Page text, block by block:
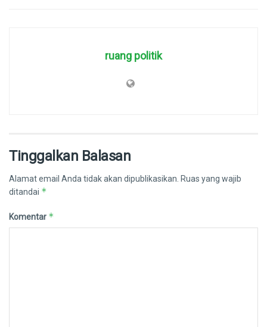
ruang politik
Tinggalkan Balasan
Alamat email Anda tidak akan dipublikasikan. Ruas yang wajib
ditandai *
Komentar *